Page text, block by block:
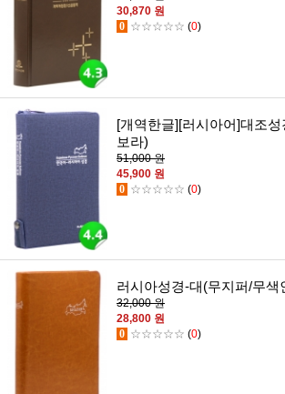
30,870 원
0 ☆☆☆☆☆ (0)
[개역한글][러시아어]대조
보라)
51,000 원
45,900 원
0 ☆☆☆☆☆ (0)
러시아성경-대(무지퍼/무색
32,000 원
28,800 원
0 ☆☆☆☆☆ (0)